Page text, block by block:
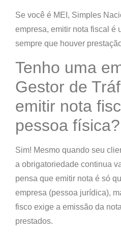
Se você é MEI, Simples
empresa, emitir nota fiscal é
sempre que houver
Tenho uma
Gestor de
emitir nota
pessoa física?
Sim! Mesmo quando seu
a obrigatoriedade continua
pensa que emitir nota é só
empresa (pessoa jurídica),
fisco exige a emissão da
prestados.